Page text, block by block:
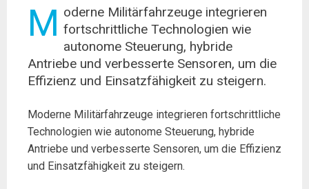
M oderne Militärfahrzeuge integrieren
fortschrittliche Technologien wie
autonome Steuerung, hybride
Antriebe und verbesserte Sensoren, um die
Effizienz und Einsatzfähigkeit zu steigern.
Moderne Militärfahrzeuge integrieren fortschrittliche
Technologien wie autonome Steuerung, hybride
Antriebe und verbesserte Sensoren, um die Effizienz
und Einsatzfähigkeit zu steigern.